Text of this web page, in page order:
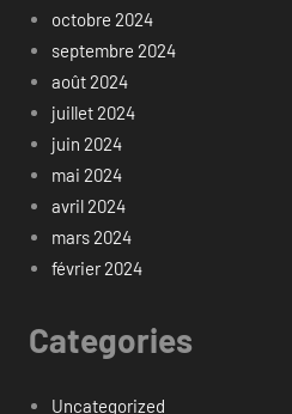
octobre 2024
septembre 2024
août 2024
juillet 2024
juin 2024
mai 2024
avril 2024
mars 2024
février 2024
Categories
Uncategorized